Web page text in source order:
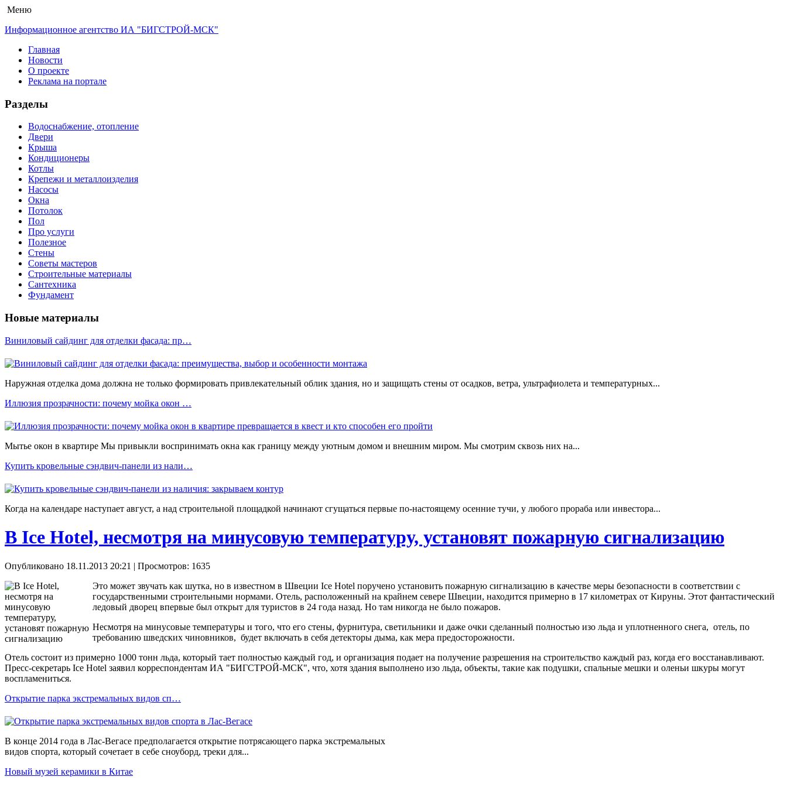
Меню
Информационное агентство ИА "БИГСТРОЙ-МСК"
Главная
Новости
О проекте
Реклама на портале
Разделы
Водоснабжение, отопление
Двери
Крыша
Кондиционеры
Котлы
Крепежи и металлоизделия
Насосы
Окна
Потолок
Пол
Про услуги
Полезное
Стены
Советы мастеров
Строительные материалы
Сантехника
Фундамент
Новые материалы
Виниловый сайдинг для отделки фасада: пр…
Наружная отделка дома должна не только формировать привлекательный облик здания, но и защищать стены от осадков, ветра, ультрафиолета и температурных...
Иллюзия прозрачности: почему мойка окон …
Мытье окон в квартире Мы привыкли воспринимать окна как границу между уютным домом и внешним миром. Мы смотрим сквозь них на...
Купить кровельные сэндвич-панели из нали…
Когда на календаре наступает август, а над строительной площадкой начинают сгущаться первые по-настоящему осенние тучи, у любого прораба или инвестора...
В Ice Hotel, несмотря на минусовую температуру, установят пожарную сигнализацию
Опубликовано 18.11.2013 20:21 | Просмотров: 1635
Это может звучать как шутка, но в известном в Швеции Ice Hotel поручено установить пожарную сигнализацию в качестве меры безопасности в соответствии с
государственными строительными нормами. Отель, расположенный на крайнем севере Швеции, находится примерно в 17 километрах от Кируны. Этот фантастический
ледовый дворец впервые был открыт для туристов в 24 года назад. Но там никогда не было пожаров.
Несмотря на минусовые температуры и того, что его стены, фурнитура, светильники и даже очки сделанный полностью изо льда и уплотненного снега, отель, по
требованию шведских чиновников, будет включать в себя детекторы дыма, как мера предосторожности.
Отель состоит из примерно 1000 тонн льда, который тает полностью каждый год, и организация подает на получение разрешения на строительство каждый раз, когда его восстанавливают.
Пресс-секретарь Ice Hotel заявил корреспондентам ИА "БИГСТРОЙ-МСК", что, хотя здания выполнено изо льда, объекты, такие как подушки, спальные мешки и оленьи шкуры могут
воспламениться.
Открытие парка экстремальных видов сп…
В конце 2014 года в Лас-Вегасе предполагается открытие потрясающего парка экстремальных
видов спорта, который сочетает в себе сноуборд, треки для...
Новый музей керамики в Китае